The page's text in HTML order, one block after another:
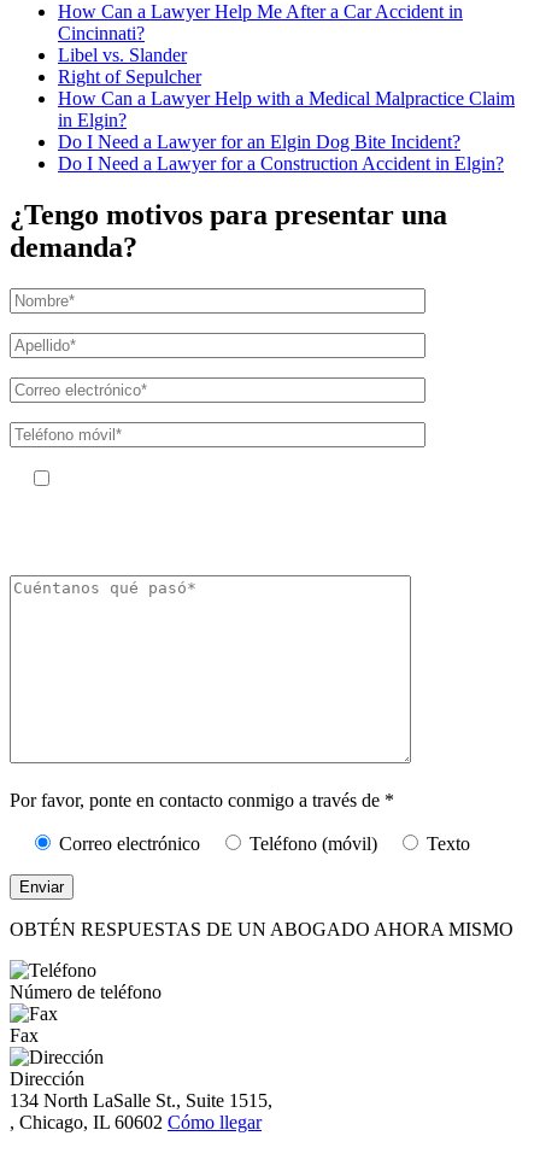
How Can a Lawyer Help Me After a Car Accident in
Cincinnati?
Libel vs. Slander
Right of Sepulcher
How Can a Lawyer Help with a Medical Malpractice Claim
in Elgin?
Do I Need a Lawyer for an Elgin Dog Bite Incident?
Do I Need a Lawyer for a Construction Accident in Elgin?
¿Tengo motivos para presentar una
demanda?
Por favor, ponte en contacto conmigo a través de *
Correo electrónico Teléfono (móvil) Texto
OBTÉN RESPUESTAS DE UN ABOGADO AHORA MISMO
Número de teléfono
Fax
Dirección
134 North LaSalle St., Suite 1515,
, Chicago, IL 60602 Cómo llegar